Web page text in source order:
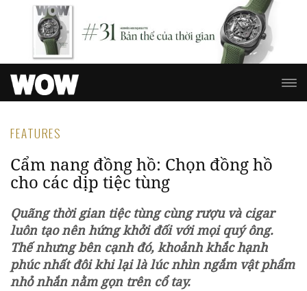
FEATURES
Cẩm nang đồng hồ: Chọn đồng hồ
cho các dịp tiệc tùng
Quãng thời gian tiệc tùng cùng rượu và cigar
luôn tạo nên hứng khởi đối với mọi quý ông.
Thế nhưng bên cạnh đó, khoảnh khắc hạnh
phúc nhất đôi khi lại là lúc nhìn ngắm vật phẩm
nhỏ nhắn nằm gọn trên cổ tay.